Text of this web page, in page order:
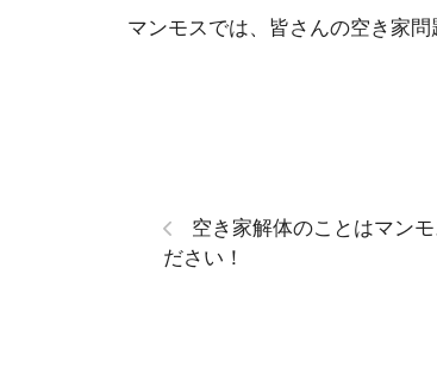
マンモスでは、皆さんの空き家問
空き家解体のことはマン
ださい！